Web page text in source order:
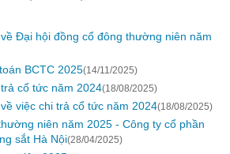
Đại hội đồng cổ đông thường niên năm
BCTC 2025(14/11/2025)
cổ tức năm 2024(18/08/2025)
việc chi trả cổ tức năm 2024(18/08/2025)
niên năm 2025 - Công ty cổ phần
sắt Hà Nội(28/04/2025)